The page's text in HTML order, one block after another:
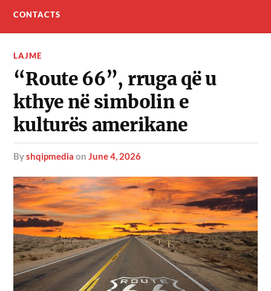
CONTACTS
LAJME
“Route 66”, rruga që u
kthye në simbolin e
kulturës amerikane
byshqipmedia onJune 4, 2026